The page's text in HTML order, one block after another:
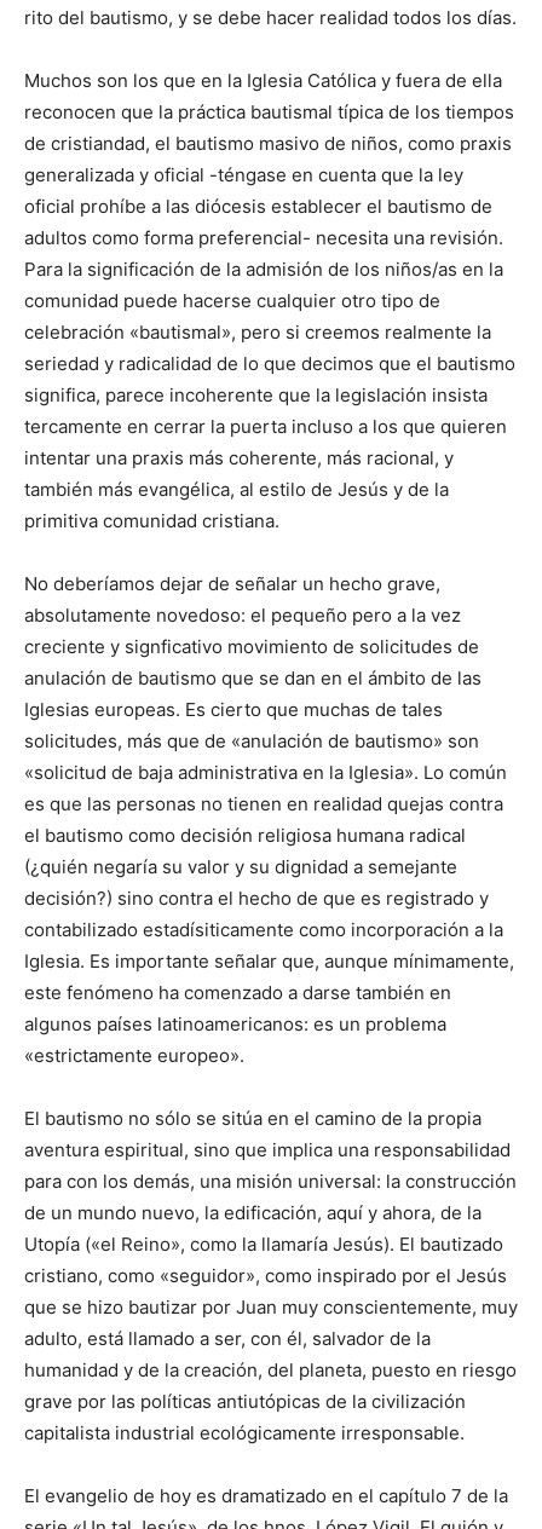
rito del bautismo, y se debe hacer realidad todos los días.
Muchos son los que en la Iglesia Católica y fuera de ella
reconocen que la práctica bautismal típica de los tiempos
de cristiandad, el bautismo masivo de niños, como praxis
generalizada y oficial -téngase en cuenta que la ley
oficial prohíbe a las diócesis establecer el bautismo de
adultos como forma preferencial- necesita una revisión.
Para la significación de la admisión de los niños/as en la
comunidad puede hacerse cualquier otro tipo de
celebración «bautismal», pero si creemos realmente la
seriedad y radicalidad de lo que decimos que el bautismo
significa, parece incoherente que la legislación insista
tercamente en cerrar la puerta incluso a los que quieren
intentar una praxis más coherente, más racional, y
también más evangélica, al estilo de Jesús y de la
primitiva comunidad cristiana.
No deberíamos dejar de señalar un hecho grave,
absolutamente novedoso: el pequeño pero a la vez
creciente y signficativo movimiento de solicitudes de
anulación de bautismo que se dan en el ámbito de las
Iglesias europeas. Es cierto que muchas de tales
solicitudes, más que de «anulación de bautismo» son
«solicitud de baja administrativa en la Iglesia». Lo común
es que las personas no tienen en realidad quejas contra
el bautismo como decisión religiosa humana radical
(¿quién negaría su valor y su dignidad a semejante
decisión?) sino contra el hecho de que es registrado y
contabilizado estadísiticamente como incorporación a la
Iglesia. Es importante señalar que, aunque mínimamente,
este fenómeno ha comenzado a darse también en
algunos países latinoamericanos: es un problema
«estrictamente europeo».
El bautismo no sólo se sitúa en el camino de la propia
aventura espiritual, sino que implica una responsabilidad
para con los demás, una misión universal: la construcción
de un mundo nuevo, la edificación, aquí y ahora, de la
Utopía («el Reino», como la llamaría Jesús). El bautizado
cristiano, como «seguidor», como inspirado por el Jesús
que se hizo bautizar por Juan muy conscientemente, muy
adulto, está llamado a ser, con él, salvador de la
humanidad y de la creación, del planeta, puesto en riesgo
grave por las políticas antiutópicas de la civilización
capitalista industrial ecológicamente irresponsable.
El evangelio de hoy es dramatizado en el capítulo 7 de la